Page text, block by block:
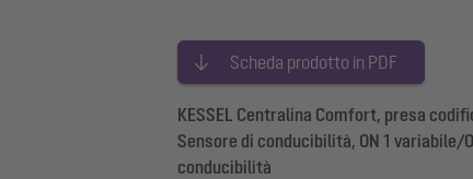
Scheda prodotto in PDF
KESSEL Centralina Comfort, presa
Sensore di conducibilità, ON 1
conducibilità